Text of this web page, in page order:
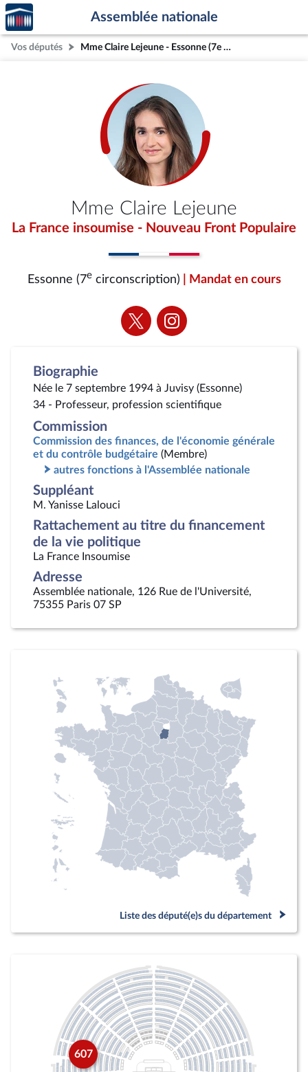
Aller au contenu
Aller en bas de la page
Accèder
à la
page
d'accueil
Assemblée nationale
Vos députés Mme Claire Lejeune - Essonne (7e circonscription)
Mme Claire Lejeune
La France insoumise - Nouveau Front Populaire
Essonne (7ecirconscription) | Mandat en cours
Voir
la
Voir
la
Biographie
Née le 7 septembre 1994 à Juvisy (Essonne)
34 - Professeur, profession scientifique
Commission
Commission des finances, de l'économie générale
et du contrôle budgétaire (Membre)
autres fonctions à l'Assemblée nationale
Suppléant
M. Yanisse Lalouci
Rattachement au titre du financement
de la vie politique
La France Insoumise
Adresse
Assemblée nationale, 126 Rue de l'Université,
75355 Paris 07 SP
Liste des député(e)s du département
607